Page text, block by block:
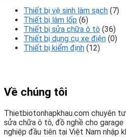
Thiết bị vệ sinh làm sạch (7)
Thiết bị làm lốp (6)
Thiết bị sửa chữa ô tô (36)
Thiết bị dụng cụ xe điện (0)
Thiết bị kiểm định (12)
Về chúng tôi
Thietbiotonhapkhau.com chuyên
sửa chữa ô tô, đồ nghề cho garage
nghiệp đầu tiên tại Việt Nam nhập